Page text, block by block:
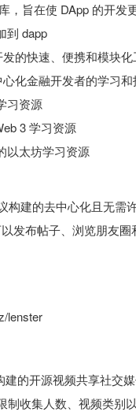
，旨在使 DApp 的开发
到 dapp
的快速、便携和模块
化金融开发者的学习
习资源
3 学习资源
以太坊学习资源
构建的去中心化且无需
发布帖子、浏览朋友
lenster
的开源视频共享社交
制收集人数、视频类